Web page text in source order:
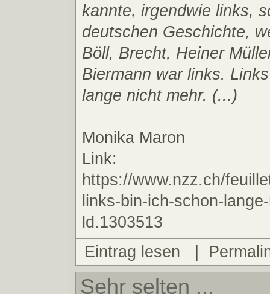
kannte, irgendwie links,
deutschen Geschichte,
Böll, Brecht, Heiner
Biermann war links.
lange nicht mehr. (...)
Monika Maron
Link:
https://www.nzz.ch/
links-bin-ich-schon-
ld.1303513
Eintrag lesen
|
Sehr selten ...